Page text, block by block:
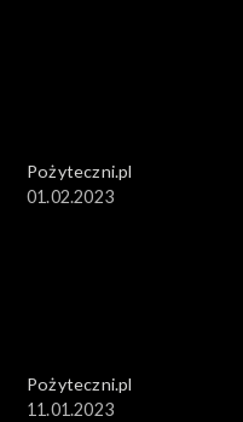
Pożyteczni.pl
01.02.2023
Pożyteczni.pl
11.01.2023